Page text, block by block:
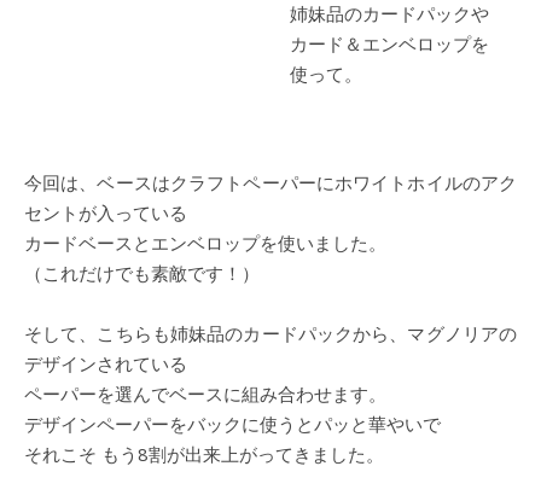
姉妹品のカードパックや
カード＆エンベロップを
使って。
今回は、ベースはクラフトペーパーにホワイトホイルのアク
セントが入っている
カードベースとエンベロップを使いました。
（これだけでも素敵です！）
そして、こちらも姉妹品のカードパックから、マグノリアの
デザインされている
ペーパーを選んでベースに組み合わせます。
デザインペーパーをバックに使うとパッと華やいで
それこそ もう8割が出来上がってきました。